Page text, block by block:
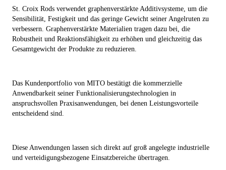
St. Croix Rods verwendet graphenverstärkte Additivsysteme, um die
Sensibilität, Festigkeit und das geringe Gewicht seiner Angelruten zu
verbessern. Graphenverstärkte Materialien tragen dazu bei, die
Robustheit und Reaktionsfähigkeit zu erhöhen und gleichzeitig das
Gesamtgewicht der Produkte zu reduzieren.
Das Kundenportfolio von MITO bestätigt die kommerzielle
Anwendbarkeit seiner Funktionalisierungstechnologien in
anspruchsvollen Praxisanwendungen, bei denen Leistungsvorteile
entscheidend sind.
Diese Anwendungen lassen sich direkt auf groß angelegte industrielle
und verteidigungsbezogene Einsatzbereiche übertragen.